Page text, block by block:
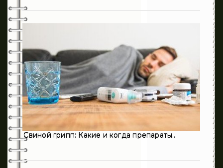
Психология
Ревматология
Стоматология 215
Терапия 406
Травматология 124
Свиной грипп: Какие и когда препараты..